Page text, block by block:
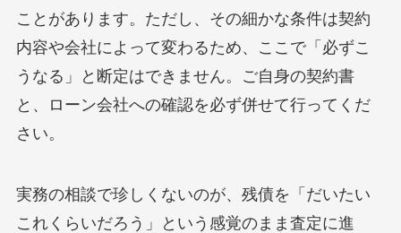
ことがあります。ただし、その細かな条件は契約
内容や会社によって変わるため、ここで「必ずこ
うなる」と断定はできません。ご自身の契約書
と、ローン会社への確認を必ず併せて行ってくだ
さい。
実務の相談で珍しくないのが、残債を「だいたい
これくらいだろう」という感覚のまま査定に進